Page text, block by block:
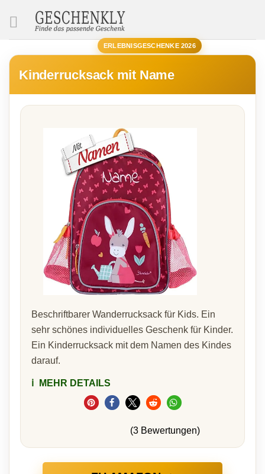
ERLEBNISGESCHENKE 2026
Kinderrucksack mit Name
Beschriftbarer Wanderrucksack für Kids. Ein
sehr schönes individuelles Geschenk für Kinder.
Ein Kinderrucksack mit dem Namen des Kindes
darauf.
ℹ️ MEHR DETAILS
(3 Bewertungen)